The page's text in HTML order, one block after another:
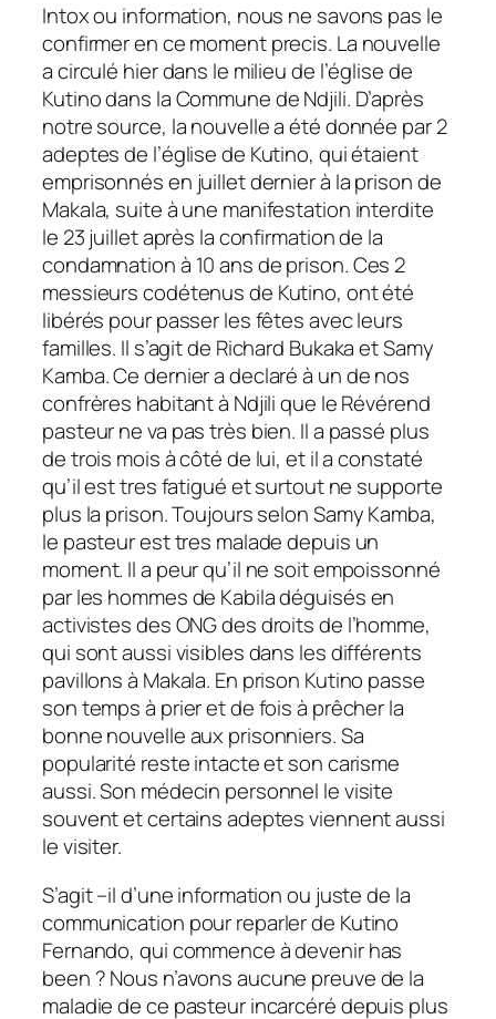
Intox ou information, nous ne savons pas le
confirmer en ce moment precis. La nouvelle
a circulé hier dans le milieu de l’église de
Kutino dans la Commune de Ndjili. D’après
notre source, la nouvelle a été donnée par 2
adeptes de l’église de Kutino, qui étaient
emprisonnés en juillet dernier à la prison de
Makala, suite à une manifestation interdite
le 23 juillet après la confirmation de la
condamnation à 10 ans de prison. Ces 2
messieurs codétenus de Kutino, ont été
libérés pour passer les fêtes avec leurs
familles. Il s’agit de Richard Bukaka et Samy
Kamba. Ce dernier a declaré à un de nos
confrères habitant à Ndjili que le Révérend
pasteur ne va pas très bien. Il a passé plus
de trois mois à côté de lui, et il a constaté
qu’il est tres fatigué et surtout ne supporte
plus la prison. Toujours selon Samy Kamba,
le pasteur est tres malade depuis un
moment. Il a peur qu’il ne soit empoissonné
par les hommes de Kabila déguisés en
activistes des ONG des droits de l’homme,
qui sont aussi visibles dans les différents
pavillons à Makala. En prison Kutino passe
son temps à prier et de fois à prêcher la
bonne nouvelle aux prisonniers. Sa
popularité reste intacte et son carisme
aussi. Son médecin personnel le visite
souvent et certains adeptes viennent aussi
le visiter.
S’agit –il d’une information ou juste de la
communication pour reparler de Kutino
Fernando, qui commence à devenir has
been ? Nous n’avons aucune preuve de la
maladie de ce pasteur incarcéré depuis plus